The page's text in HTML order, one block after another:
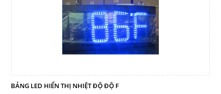
BẢNG LED HIỂN THỊ NHIỆT ĐỘ ĐỘ F